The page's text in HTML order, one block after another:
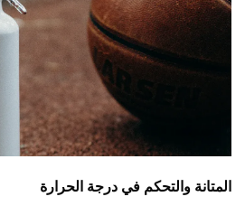
المتانة والتحكم في درجة الحرارة